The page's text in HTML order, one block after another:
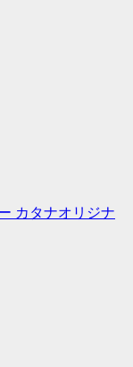
カタナオリジナ